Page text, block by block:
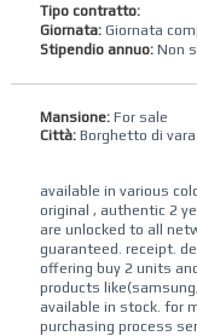
Tipo contratto:
Giornata: Giornata
Stipendio annuo: Non
Mansione:For sale
Città:Borghetto di vara
available in various
original , authentic 2
are unlocked to all
guaranteed. receipt.
offering buy 2 units
products
available in stock. for
purchasing process